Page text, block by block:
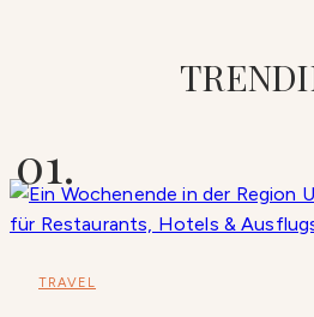
TRAVEL